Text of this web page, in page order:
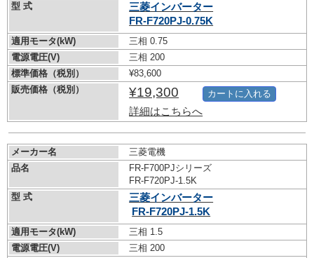
型 式
三菱インバーター
FR-F720PJ-0.75K
適用モータ(kW)
三相 0.75
電源電圧(V)
三相 200
標準価格（税別）
¥83,600
販売価格（税別）
¥19,300
詳細はこちらへ
カートに入れる
メーカー名
三菱電機
品名
FR-F700PJシリーズ
FR-F720PJ-1.5K
型 式
三菱インバーター
FR-F720PJ-1.5K
適用モータ(kW)
三相 1.5
電源電圧(V)
三相 200